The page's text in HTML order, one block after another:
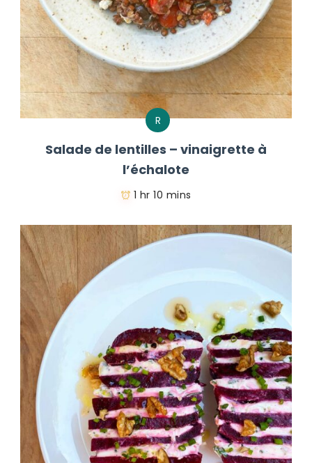
R
Salade de lentilles – vinaigrette à
l’échalote
1 hr 10 mins